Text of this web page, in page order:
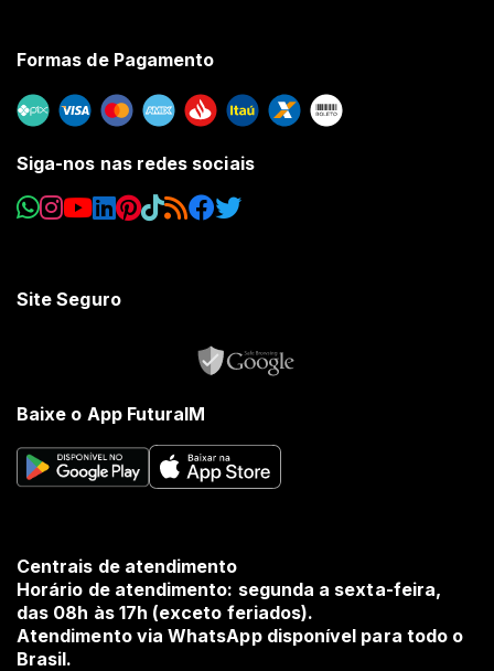
Formas de Pagamento
Siga-nos nas redes sociais
Site Seguro
Baixe o App FuturaIM
Centrais de atendimento
Horário de atendimento: segunda a sexta-feira,
das 08h às 17h (exceto feriados).
Atendimento via WhatsApp disponível para todo o
Brasil.